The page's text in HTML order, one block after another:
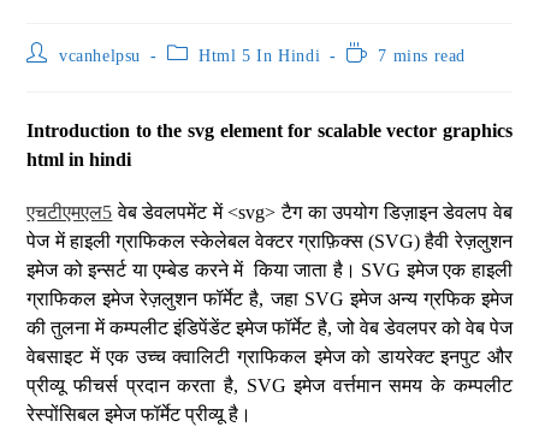
vcanhelpsu Html 5 In Hindi 7 mins read
Introduction to the svg element for scalable vector graphics
html in hindi
एचटीएमएल5 वेब डेवलपमेंट में <svg> टैग का उपयोग डिज़ाइन डेवलप वेब
पेज में हाइली ग्राफिकल स्केलेबल वेक्टर ग्राफ़िक्स (SVG) हैवी रेज़लुशन
इमेज को इन्सर्ट या एम्बेड करने में किया जाता है। SVG इमेज एक हाइली
ग्राफिकल इमेज रेज़लुशन फॉर्मेट है, जहा SVG इमेज अन्य ग्रफिक इमेज
की तुलना में कम्पलीट इंडिपेंडेंट इमेज फॉर्मेट है, जो वेब डेवलपर को वेब पेज
वेबसाइट में एक उच्च क्वालिटी ग्राफिकल इमेज को डायरेक्ट इनपुट और
प्रीव्यू फीचर्स प्रदान करता है, SVG इमेज वर्त्तमान समय के कम्पलीट
रेस्पोंसिबल इमेज फॉर्मेट प्रीव्यू है।